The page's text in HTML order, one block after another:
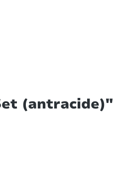
(antracide)"